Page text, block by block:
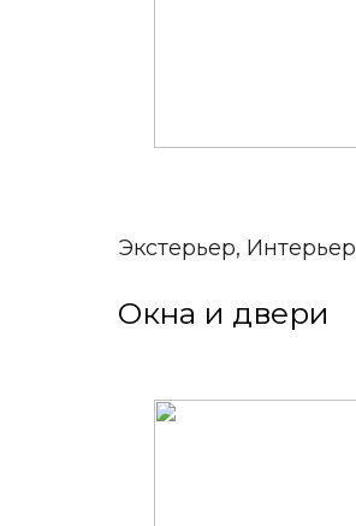
Экстерьер, Интерьер
Окна и двери